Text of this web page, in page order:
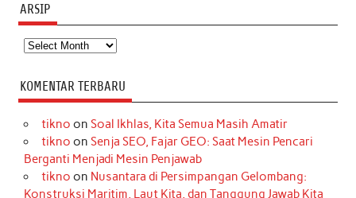
ARSIP
Arsip
KOMENTAR TERBARU
tikno on Soal Ikhlas, Kita Semua Masih Amatir
tikno on Senja SEO, Fajar GEO: Saat Mesin Pencari
Berganti Menjadi Mesin Penjawab
tikno on Nusantara di Persimpangan Gelombang:
Konstruksi Maritim, Laut Kita, dan Tanggung Jawab Kita